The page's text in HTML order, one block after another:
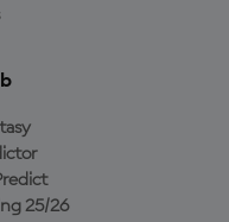
25/26